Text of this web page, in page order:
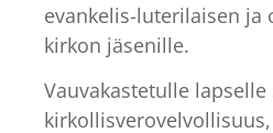
evankelis-luterilaisen ja
kirkon jäsenille.
Vauvakastetulle lapselle